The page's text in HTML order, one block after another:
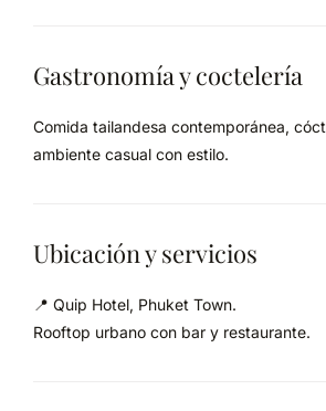
Gastronomía y coctelería
Comida tailandesa contemporánea,
ambiente casual con estilo.
Ubicación y servicios
📍 Quip Hotel, Phuket Town.
Rooftop urbano con bar y restaurante.